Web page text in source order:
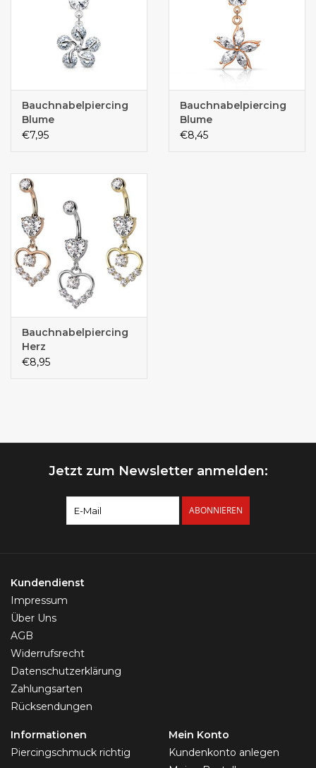
Bauchnabelpiercing
Blume
€7,95
Bauchnabelpiercing
Blume
€8,45
Bauchnabelpiercing
Herz
€8,95
Jetzt zum Newsletter anmelden:
ABONNIEREN
Kundendienst
Impressum
Über Uns
AGB
Widerrufsrecht
Datenschutzerklärung
Zahlungsarten
Rücksendungen
Informationen
Piercingschmuck richtig
Mein Konto
Kundenkonto anlegen